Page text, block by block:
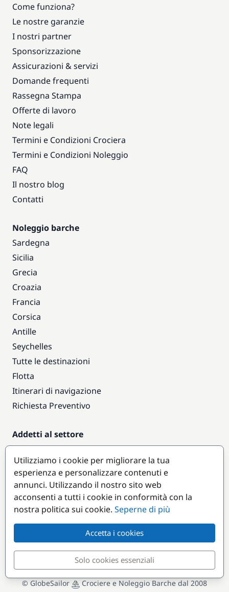
Come funziona?
Le nostre garanzie
I nostri partner
Sponsorizzazione
Assicurazioni & servizi
Domande frequenti
Rassegna Stampa
Offerte di lavoro
Note legali
Termini e Condizioni Crociera
Termini e Condizioni Noleggio
FAQ
Il nostro blog
Contatti
Noleggio barche
Sardegna
Sicilia
Grecia
Croazia
Francia
Corsica
Antille
Seychelles
Tutte le destinazioni
Flotta
Itinerari di navigazione
Richiesta Preventivo
Addetti al settore
Accesso armatori
Diventare partner
Destinazioni popolari
© GlobeSailor Crociere e Noleggio Barche dal 2008
Utilizziamo i cookie per migliorare la tua
esperienza e personalizzare contenuti e
annunci. Utilizzando il nostro sito web
acconsenti a tutti i cookie in conformità con la
nostra politica sui cookie. Seperne di più
Accetta i cookies
Solo cookies essenziali